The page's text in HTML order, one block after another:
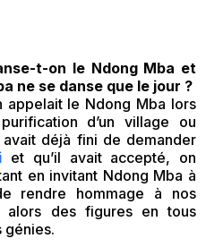
t-on le Ndong Mba et
ne se danse que le jour ?
appelait le Ndong Mba lors
d’un village ou
avait déjà fini de demander
et qu’il avait accepté, on
en invitant Ndong Mba à
rendre hommage à nos
alors des figures en tous
génies.